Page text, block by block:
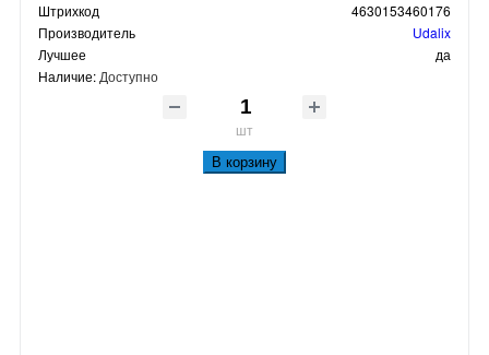
Штрихкод
4630153460176
Производитель
Udalix
Лучшее
да
Наличие: Доступно
шт
В корзину